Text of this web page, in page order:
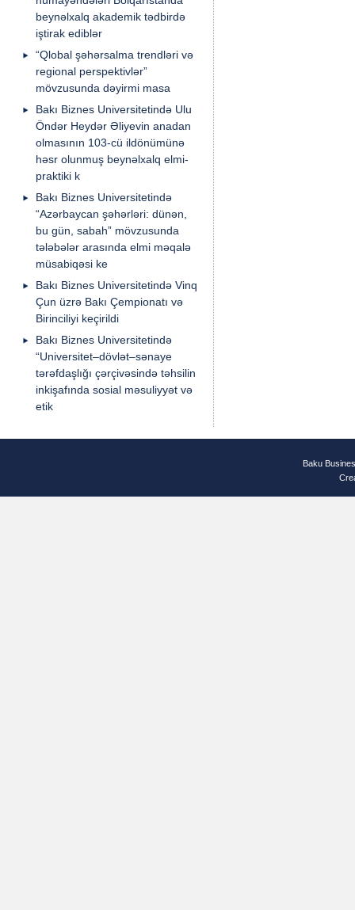
beynəlxalq akademik tədbirdə
iştirak ediblər
“Qlobal şəhərsalma trendləri və
regional perspektivlər”
mövzusunda dəyirmi masa
Bakı Biznes Universitetində Ulu
Öndər Heydər Əliyevin anadan
olmasının 103-cü ildönümünə
həsr olunmuş beynəlxalq elmi-
praktiki k
Bakı Biznes Universitetində
“Azərbaycan şəhərləri: dünən,
bu gün, sabah” mövzusunda
tələbələr arasında elmi məqalə
müsabiqəsi ke
Bakı Biznes Universitetində Vinq
Çun üzrə Bakı Çempionatı və
Birinciliyi keçirildi
Bakı Biznes Universitetində
“Universitet–dövlət–sənaye
tərəfdaşlığı çərçivəsində təhsilin
inkişafında sosial məsuliyyət və
etik
Baku